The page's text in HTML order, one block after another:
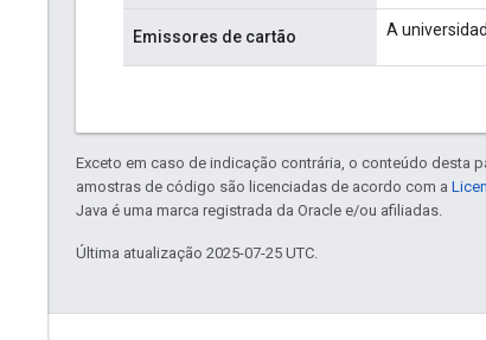
Emissores de cartão A
Exceto em caso de indicação contrária, o conteúdo desta
amostras de código são licenciadas de acordo com a
Java é uma marca registrada da Oracle e/ou afiliadas.
Última atualização 2025-07-25 UTC.